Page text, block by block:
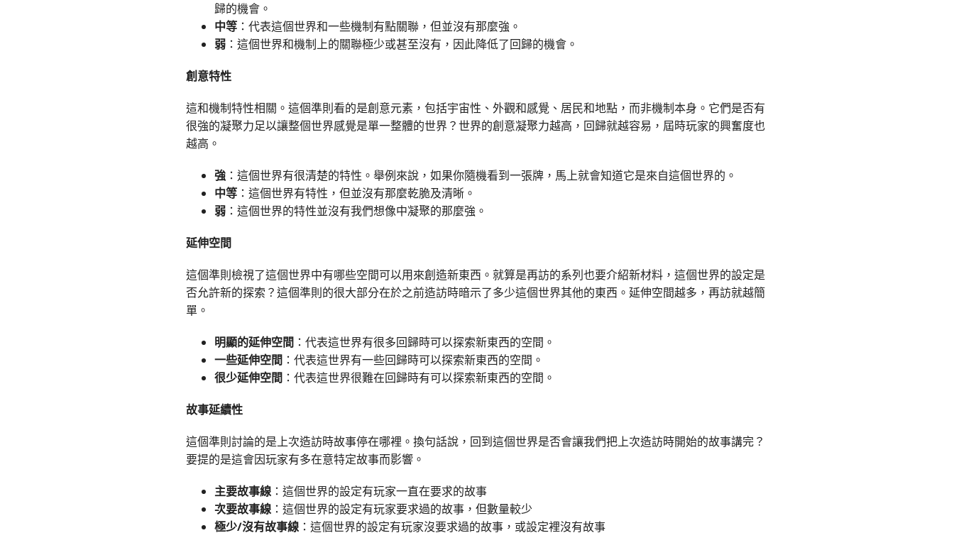
歸的機會。
中等 ：代表這個世界和一些機制有點關聯，但並沒有那麼強。
弱 ：這個世界和機制上的關聯極少或甚至沒有，因此降低了回歸的機會。
創意特性
這和機制特性相關。這個準則看的是創意元素，包括宇宙性、外觀和感覺、居民和地點，而非機制本身。它們是否有
很強的凝聚力足以讓整個世界感覺是單一整體的世界？世界的創意凝聚力越高，回歸就越容易，屆時玩家的興奮度也
越高。
強 ：這個世界有很清楚的特性。舉例來說，如果你隨機看到一張牌，馬上就會知道它是來自這個世界的。
中等 ：這個世界有特性，但並沒有那麼乾脆及清晰。
弱 ：這個世界的特性並沒有我們想像中凝聚的那麼強。
延伸空間
這個準則檢視了這個世界中有哪些空間可以用來創造新東西。就算是再訪的系列也要介紹新材料，這個世界的設定是
否允許新的探索？這個準則的很大部分在於之前造訪時暗示了多少這個世界其他的東西。延伸空間越多，再訪就越簡
單。
明顯的延伸空間 ：代表這世界有很多回歸時可以探索新東西的空間。
一些延伸空間 ：代表這世界有一些回歸時可以探索新東西的空間。
很少延伸空間 ：代表這世界很難在回歸時有可以探索新東西的空間。
故事延續性
這個準則討論的是上次造訪時故事停在哪裡。換句話說，回到這個世界是否會讓我們把上次造訪時開始的故事講完？
要提的是這會因玩家有多在意特定故事而影響。
主要故事線 ：這個世界的設定有玩家一直在要求的故事
次要故事線 ：這個世界的設定有玩家要求過的故事，但數量較少
極少/沒有故事線 ：這個世界的設定有玩家沒要求過的故事，或設定裡沒有故事